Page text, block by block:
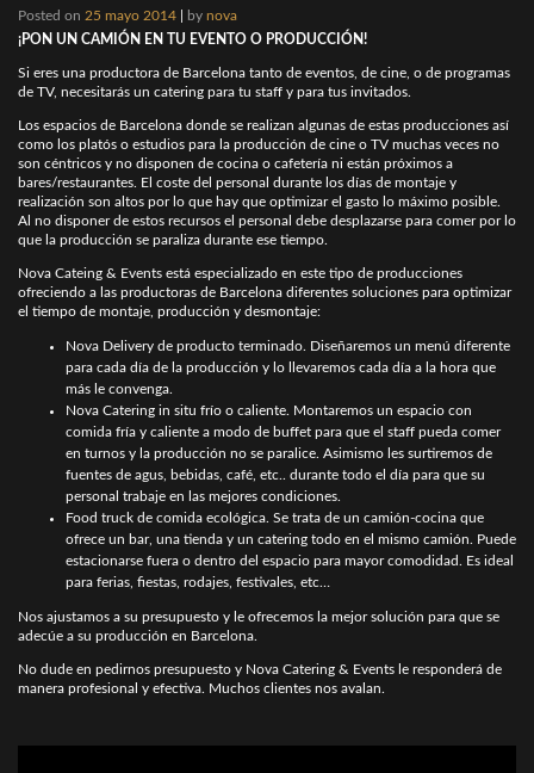
Posted on 25 mayo 2014 by nova
¡PON UN CAMIÓN EN TU EVENTO O PRODUCCIÓN!
Si eres una productora de Barcelona tanto de eventos, de cine, o de programas
de TV, necesitarás un catering para tu staff y para tus invitados.
Los espacios de Barcelona donde se realizan algunas de estas producciones así
como los platós o estudios para la producción de cine o TV muchas veces no
son céntricos y no disponen de cocina o cafetería ni están próximos a
bares/restaurantes. El coste del personal durante los días de montaje y
realización son altos por lo que hay que optimizar el gasto lo máximo posible.
Al no disponer de estos recursos el personal debe desplazarse para comer por lo
que la producción se paraliza durante ese tiempo.
Nova Cateing & Events está especializado en este tipo de producciones
ofreciendo a las productoras de Barcelona diferentes soluciones para optimizar
el tiempo de montaje, producción y desmontaje:
Nova Delivery de producto terminado. Diseñaremos un menú diferente
para cada día de la producción y lo llevaremos cada día a la hora que
más le convenga.
Nova Catering in situ frío o caliente. Montaremos un espacio con
comida fría y caliente a modo de buffet para que el staff pueda comer
en turnos y la producción no se paralice. Asimismo les surtiremos de
fuentes de agus, bebidas, café, etc.. durante todo el día para que su
personal trabaje en las mejores condiciones.
Food truck de comida ecológica. Se trata de un camión-cocina que
ofrece un bar, una tienda y un catering todo en el mismo camión. Puede
estacionarse fuera o dentro del espacio para mayor comodidad. Es ideal
para ferias, fiestas, rodajes, festivales, etc…
Nos ajustamos a su presupuesto y le ofrecemos la mejor solución para que se
adecúe a su producción en Barcelona.
No dude en pedirnos presupuesto y Nova Catering & Events le responderá de
manera profesional y efectiva. Muchos clientes nos avalan.